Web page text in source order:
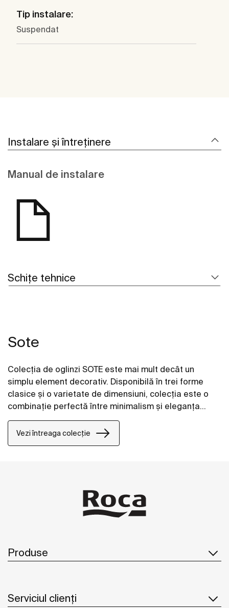
Tip instalare:
Suspendat
Instalare și întreținere
Manual de instalare
Schițe tehnice
Sote
Colecția de oglinzi SOTE este mai mult decât un
simplu element decorativ. Disponibilă în trei forme
clasice și o varietate de dimensiuni, colecția este o
combinație perfectă între minimalism și eleganța
clasică, care va accentua stilul oricărui interior.
Vezi întreaga colecție
Produse
Serviciul clienți